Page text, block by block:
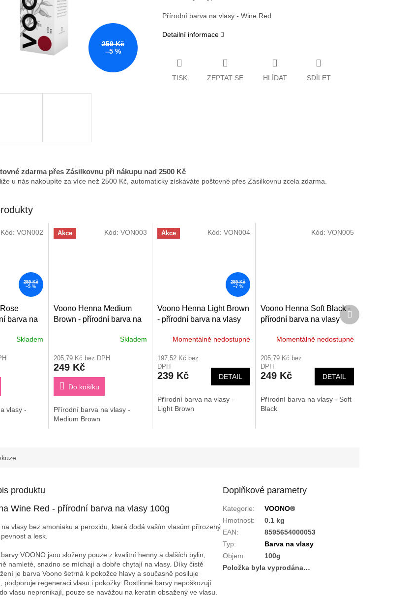
259 Kč
–5 %
Přírodní barva na vlasy - Wine Red
Detailní informace
TISK ZEPTAT SE HLÍDAT SDÍLET
zdarma přes Zásilkovnu při nákupu nad 2500 Kč
u nás nakoupíte za více než 2500 Kč, automaticky získáváte poštovné přes Zásilkovnu zcela zdarma.
259 Kč
–5 %
barva na
Skladem
vlasy -
Kód: VON002 Akce
Voono Henna Medium
Brown - přírodní barva na
Skladem
205,79 Kč bez DPH
249 Kč
Do košíku
Přírodní barva na vlasy -
Medium Brown
Kód: VON003 Akce
259 Kč
–7 %
Voono Henna Light Brown
- přírodní barva na vlasy
Momentálně nedostupné
197,52 Kč bez
DPH
239 Kč DETAIL
Přírodní barva na vlasy -
Light Brown
Kód:VON004
Voono Henna Soft Black -
přírodní barva na vlasy
Momentálně nedostupné
205,79 Kč bez
DPH
249 Kč DETAIL
Přírodní barva na vlasy - Soft
Black
Kód: VON005
Další
produkt
produktu
Wine Red - přírodní barva na vlasy 100g
vlasy bez amoniaku a peroxidu, která dodá vaším vlasům přirozený
a lesk.
VOONO jsou složeny pouze z kvalitní henny a dalších bylin,
namleté, snadno se míchají a dobře chytají na vlasy. Díky čistě
je barva Voono šetrná k pokožce hlavy a současně posiluje
podporuje regeneraci vlasu i pokožky. Rostlinné barvy nepoškozují
vlasu nepronikají, pouze se navážou na keratin obsažený ve vlasu.
Doplňkové parametry
Kategorie:
VOONO®
Hmotnost:
0.1 kg
EAN:
8595654000053
Typ:
Barva na vlasy
Objem:
100g
Položka byla vyprodána…